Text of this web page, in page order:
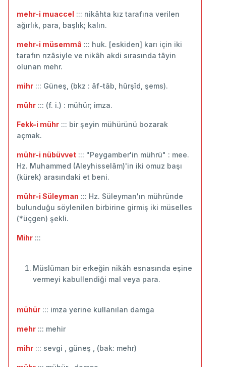
mehr-i muaccel ::: nikâhta kız tarafına verilen
ağırlık, para, başlık; kalın.
mehr-i müsemmâ ::: huk. [eskiden] karı için iki
tarafın rızâsiyle ve nikâh akdi sırasında tâyin
olunan mehr.
mihr ::: Güneş, (bkz : âf-tâb, hûrşîd, şems).
mühr ::: (f. i.) : mühür; imza.
Fekk-i mühr ::: bir şeyin mühürünü bozarak
açmak.
mühr-i nübüvvet ::: "Peygamber'in mührü" : mee.
Hz. Muhammed (Aleyhisselâm)'in iki omuz başı
(kürek) arasındaki et beni.
mühr-i Süleyman ::: Hz. Süleyman'ın mühründe
bulunduğu söylenilen birbirine girmiş iki müselles
(*üçgen) şekli.
Mihr :::
Müslüman bir erkeğin nikâh esnasında eşine
vermeyi kabullendiği mal veya para.
mühür ::: imza yerine kullanılan damga
mehr ::: mehir
mihr ::: sevgi , güneş , (bak: mehr)